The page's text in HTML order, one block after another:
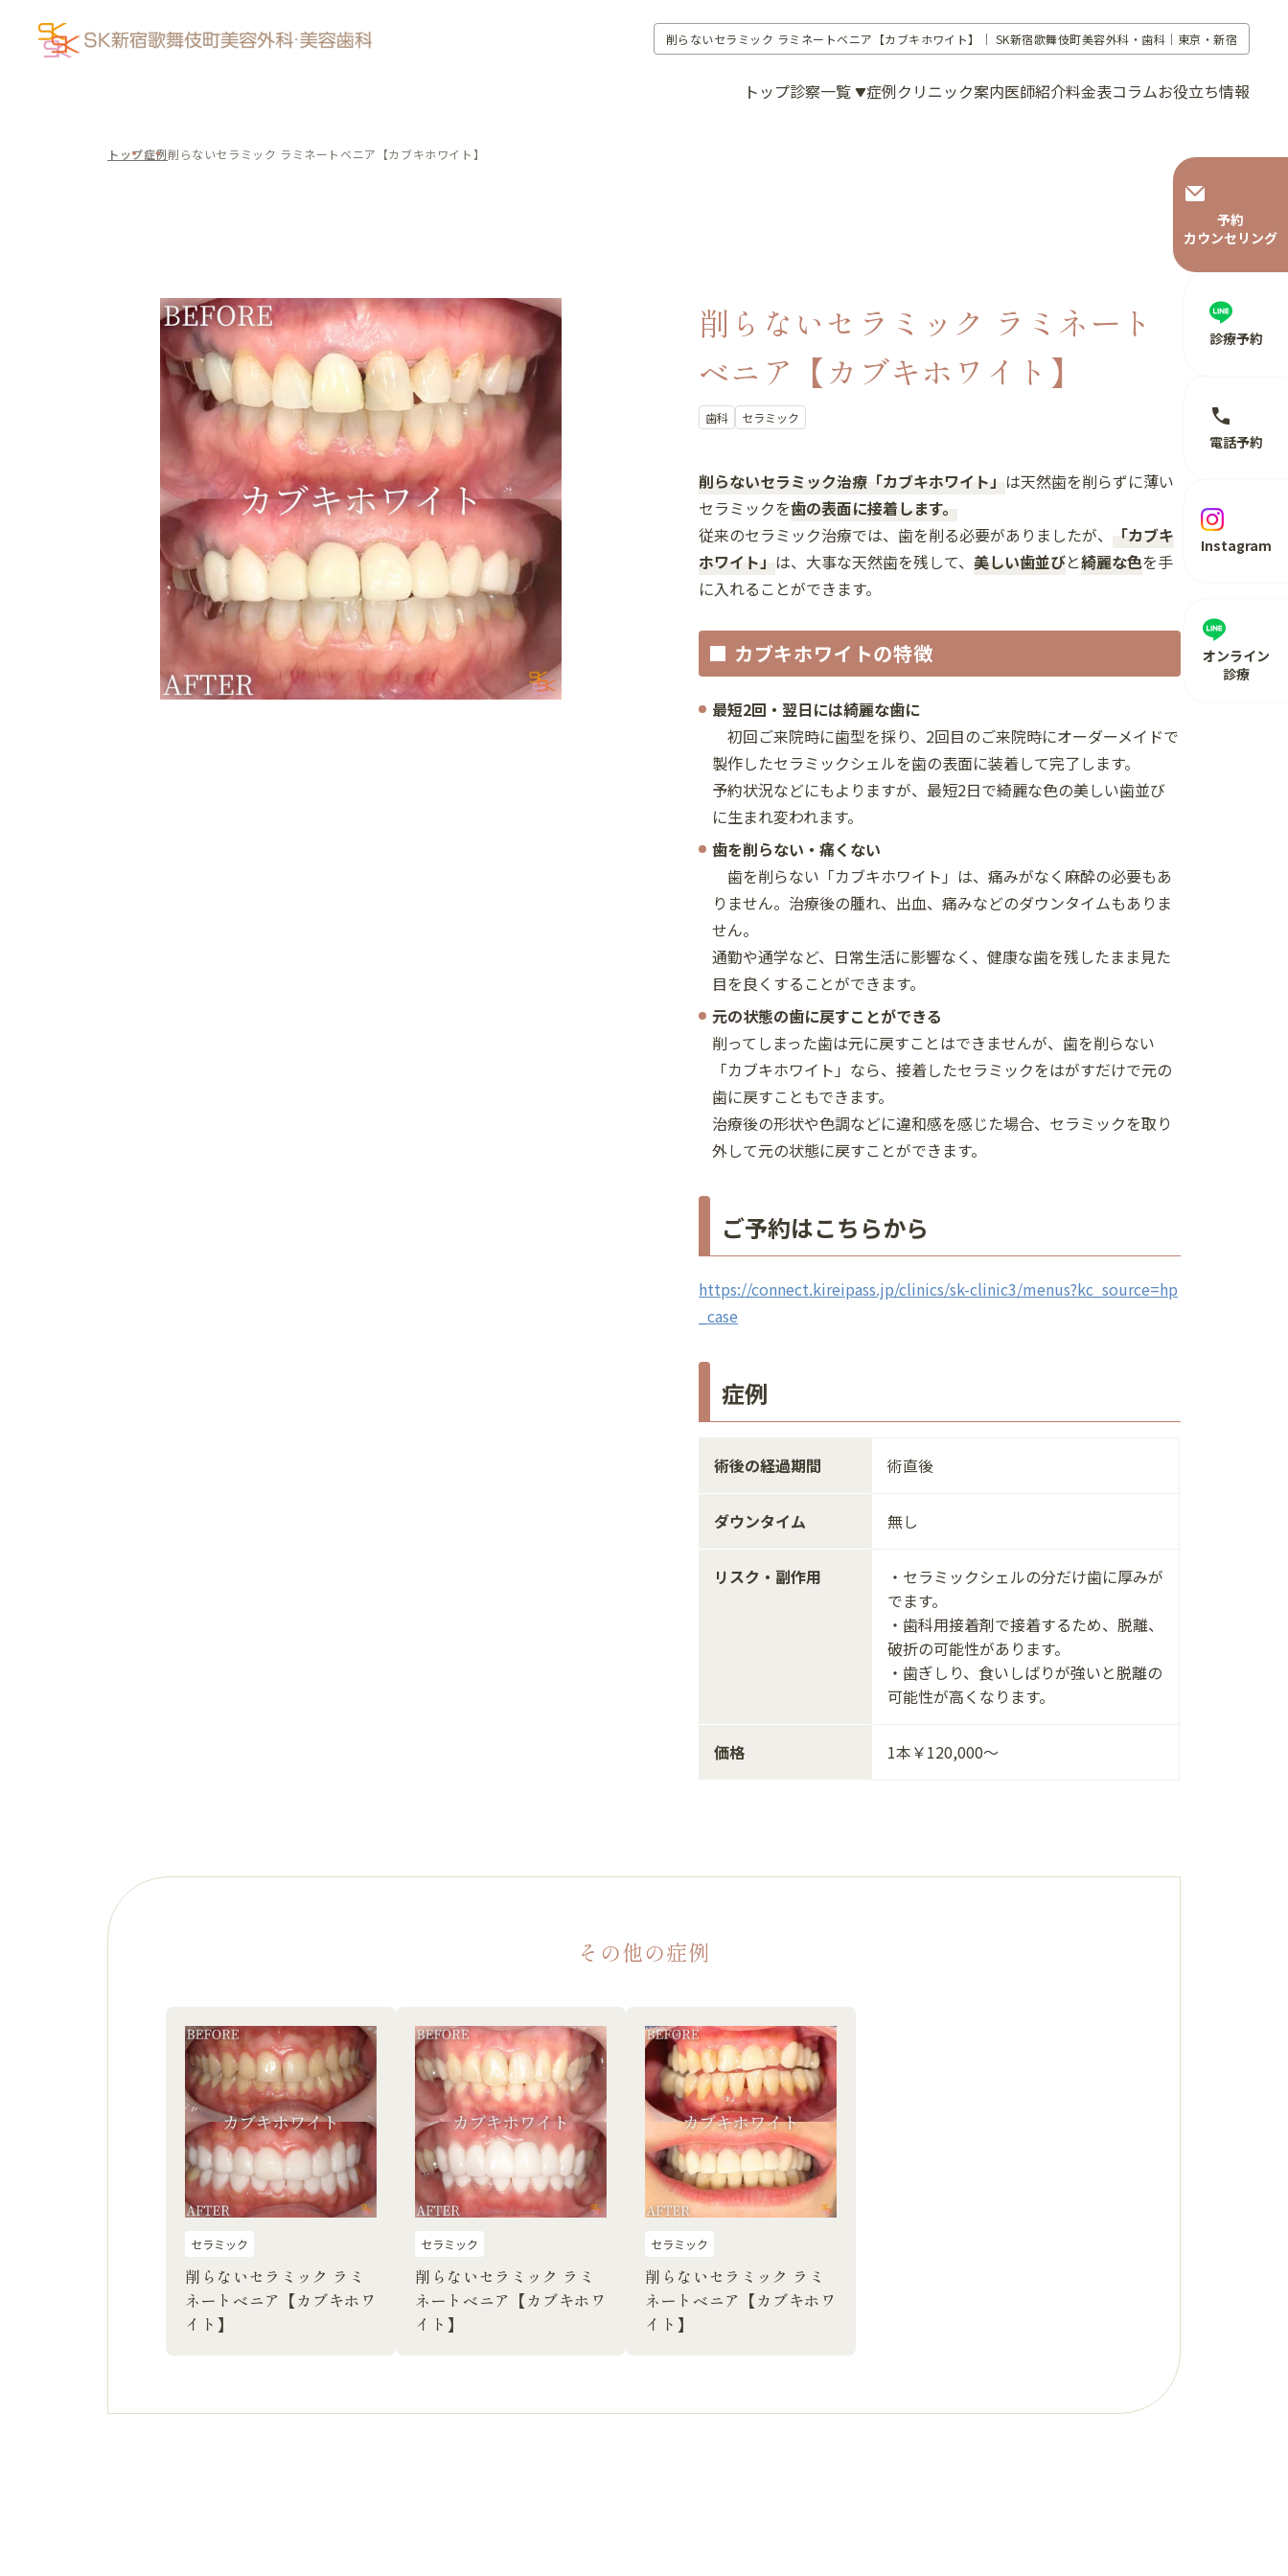
削らないセラミック ラミネートベニア【カブキホワイト】｜ SK新宿歌舞伎町美容外科・歯科｜東京・新宿
トップ診察一覧 症例クリニック案内医師紹介料金表コラムお役立ち情報
Instagram
電話予約
診療予約
予約
カウンセリング
オンライン
診療
トップ症例削らないセラミック ラミネートベニア【カブキホワイト】
削らないセラミック ラミネート
ベニア【カブキホワイト】
歯科 セラミック
削らないセラミック治療「カブキホワイト」 は天然歯を削らずに薄い
セラミックを歯の表面に接着します。
従来のセラミック治療では、歯を削る必要がありましたが、
「カブキ
ホワイト」 は、大事な天然歯を残して、美しい歯並びと綺麗な色を手
に入れることができます。
■ カブキホワイトの特徴
最短2回・翌日には綺麗な歯に
初回ご来院時に歯型を採り、2回目のご来院時にオーダーメイドで
製作したセラミックシェルを歯の表面に装着して完了します。
予約状況などにもよりますが、最短2日で綺麗な色の美しい歯並び
に生まれ変われます。
歯を削らない・痛くない
歯を削らない「カブキホワイト」は、痛みがなく麻酔の必要もあ
りません。治療後の腫れ、出血、痛みなどのダウンタイムもありま
せん。
通勤や通学など、日常生活に影響なく、健康な歯を残したまま見た
目を良くすることができます。
元の状態の歯に戻すことができる
削ってしまった歯は元に戻すことはできませんが、歯を削らない
「カブキホワイト」なら、接着したセラミックをはがすだけで元の
歯に戻すこともできます。
治療後の形状や色調などに違和感を感じた場合、セラミックを取り
外して元の状態に戻すことができます。
ご予約はこちらから
https://connect.kireipass.jp/clinics/sk-clinic3/menus?kc_source=hp
_case
症例
術後の経過期間 術直後
ダウンタイム 無し
リスク・副作用
・セラミックシェルの分だけ歯に厚みが
でます。
・歯科用接着剤で接着するため、脱離、
破折の可能性があります。
・歯ぎしり、食いしばりが強いと脱離の
可能性が高くなります。
価格 1本￥120,000～
その他の症例
セラミック
削らないセラミック ラミ
ネートベニア【カブキホワ
イト】
セラミック
削らないセラミック ラミ
ネートベニア【カブキホワ
イト】
セラミック
削らないセラミック ラミ
ネートベニア【カブキホワ
イト】